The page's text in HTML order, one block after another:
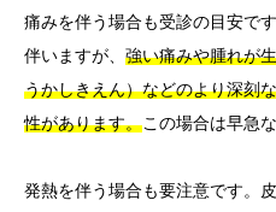
痛みを伴う場合も受診の目安で
伴いますが、 強い痛みや腫れが
うかしきえん）などのより深刻
性があります。この場合は早急
発熱を伴う場合も要注意です。